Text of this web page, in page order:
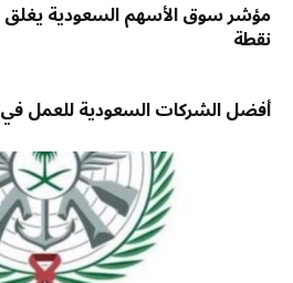
نقطة
أفضل الشركات السعودية للعمل في 2026 ومزايا الموظفين